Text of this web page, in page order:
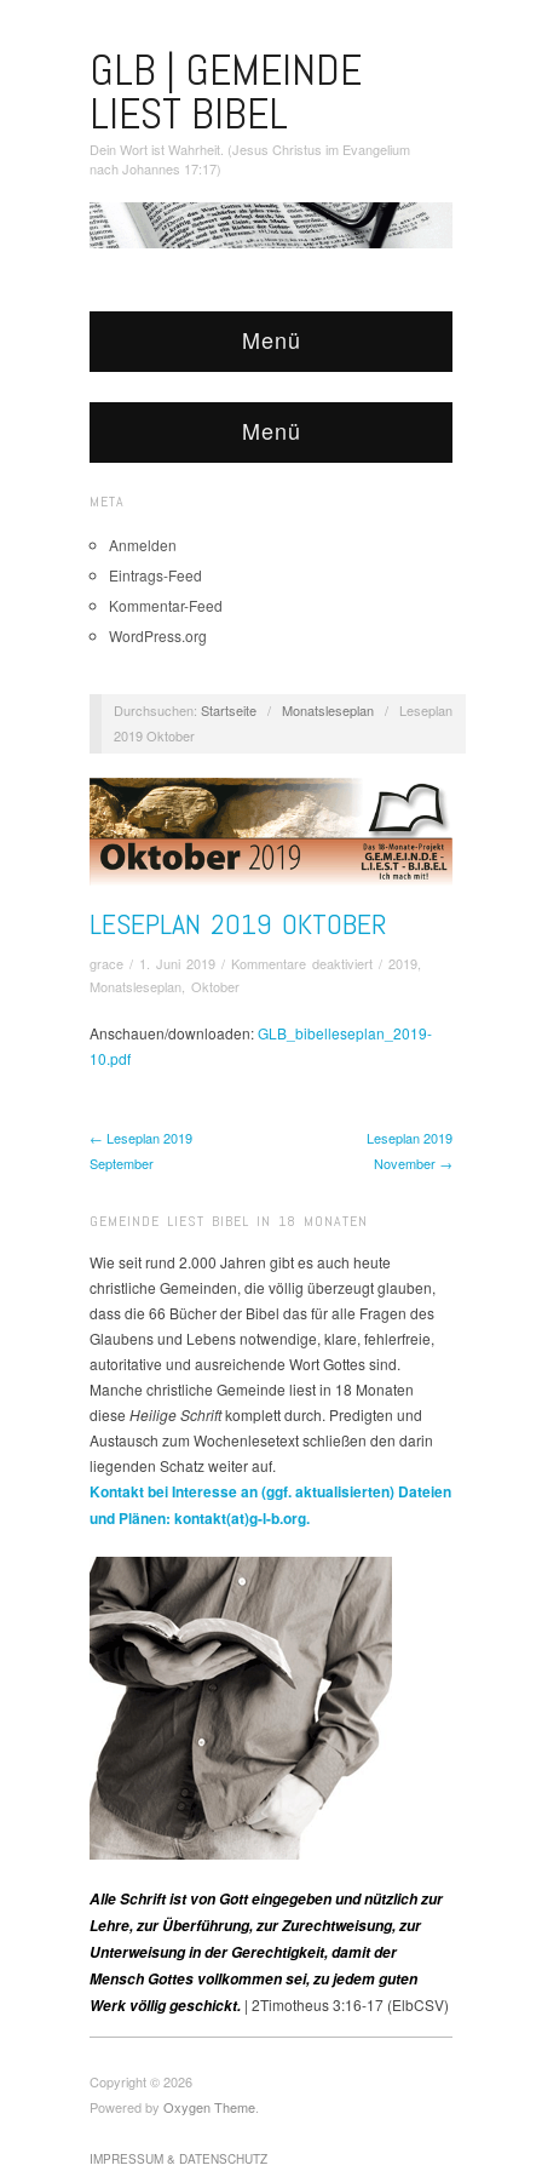
GLB | GEMEINDE
LIEST BIBEL
Dein Wort ist Wahrheit. (Jesus Christus im Evangelium
nach Johannes 17:17)
Menü
Menü
META
Anmelden
Eintrags-Feed
Kommentar-Feed
WordPress.org
Durchsuchen: Startseite / Monatsleseplan /
Leseplan
2019 Oktober
LESEPLAN 2019 OKTOBER
grace / 1. Juni 2019 / Kommentare deaktiviertfür
Oktober
/ 2019
Monatsleseplan Oktober
Anschauen/downloaden:GLB_bibelleseplan_2019-
10.pdf
← Leseplan 2019
September
Leseplan 2019
November →
GEMEINDE LIEST BIBEL IN 18 MONATEN
Wie seit rund 2.000 Jahren gibt es auch heute
christliche Gemeinden, die völlig überzeugt glauben,
dass die 66 Bücher der Bibel das für alle Fragen des
Glaubens und Lebens notwendige, klare, fehlerfreie,
autoritative und ausreichende Wort Gottes sind.
Manche christliche Gemeinde liest in 18 Monaten
diese Heilige Schriftkomplett durch. Predigten und
Austausch zum Wochenlesetext schließen den darin
liegenden Schatz weiter auf.
Kontakt bei Interesse an (ggf. aktualisierten) Dateien
und Plänen: kontakt(at)g-l-b.org.
Alle Schrift ist von Gott eingegeben und nützlich zur
Lehre, zur Überführung, zur Zurechtweisung, zur
Unterweisung in der Gerechtigkeit, damit der
Mensch Gottes vollkommen sei, zu jedem guten
Werk völlig geschickt. | 2Timotheus 3:16-17 (ElbCSV)
Copyright © 2026
Powered by Oxygen Theme
IMPRESSUM & DATENSCHUTZ